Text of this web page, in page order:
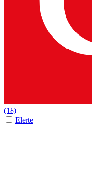
(18)
Elerte